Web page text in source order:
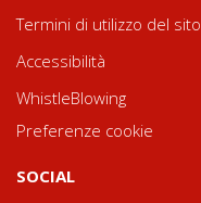
Termini di utilizzo del sito
Accessibilità
WhistleBlowing
Preferenze cookie
SOCIAL